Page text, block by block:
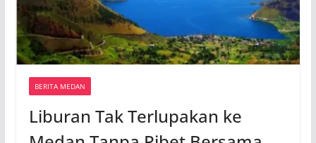
BERITA MEDAN
Liburan Tak Terlupakan ke